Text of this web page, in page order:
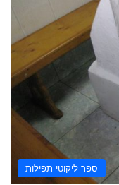
ספר ליקוטי תפילות